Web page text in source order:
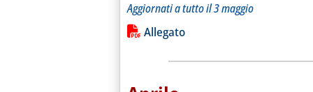
Aggiornati a tutto il 3 maggio
Leggi tutta la notizia: 'L'ANDAMENTO
Lista allegati PDF alla notizia
Allegato